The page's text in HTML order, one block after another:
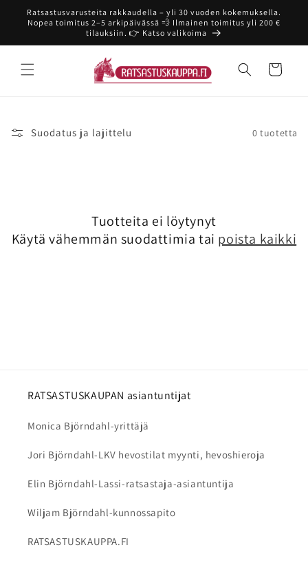
siirry
sisältöön
Ratsastusvarusteita rakkaudella – yli 30 vuoden kokemuksella.
Nopea toimitus 2–5 arkipäivässä 💨 Ilmainen toimitus yli 200 €
tilauksiin. 👉 Katso valikoima
Ostoskori
Suodatus ja lajittelu 0 tuotetta
Tuotteita ei löytynyt
Käytä vähemmän suodattimia tai poista kaikki
RATSASTUSKAUPAN asiantuntijat
Monica Björndahl-yrittäjä
Jori Björndahl-LKV hevostilat myynti, hevoshieroja
Elin Björndahl-Lassi-ratsastaja-asiantuntija
Wiljam Björndahl-kunnossapito
RATSASTUSKAUPPA.FI